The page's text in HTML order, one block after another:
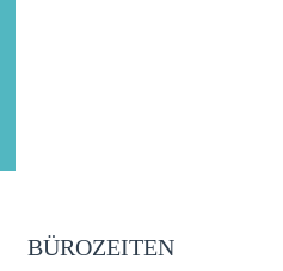
BÜROZEITEN